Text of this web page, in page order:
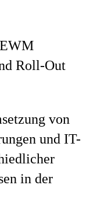
Roll-Out
von
und IT-
in der